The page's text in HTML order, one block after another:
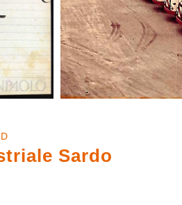
Sardo